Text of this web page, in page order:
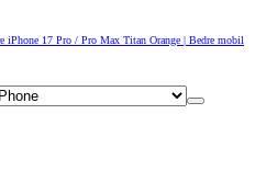
iPhone 17 Pro / Pro Max Titan Orange | Bedre mobil